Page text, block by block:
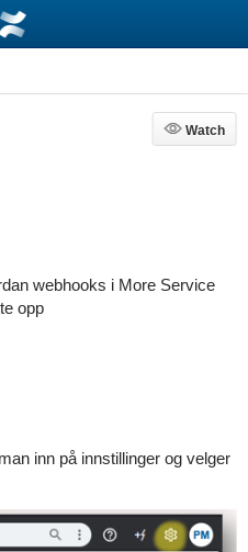
Watch
Watch
webhooks i More Service
opp
inn på innstillinger og velger